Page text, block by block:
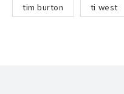
tim burton ti west